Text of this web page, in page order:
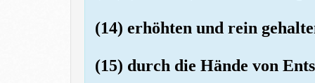
(14) erhöhten und rein
(15) durch die Hände von